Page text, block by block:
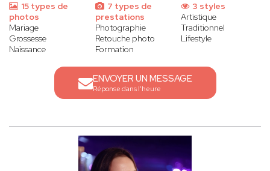
15 types de
photos
Mariage
Grossesse
Naissance
7 types de
prestations
Photographie
Retouche photo
Formation
3 styles
Artistique
Traditionnel
Lifestyle
ENVOYER UN MESSAGE
Réponse dans l'heure